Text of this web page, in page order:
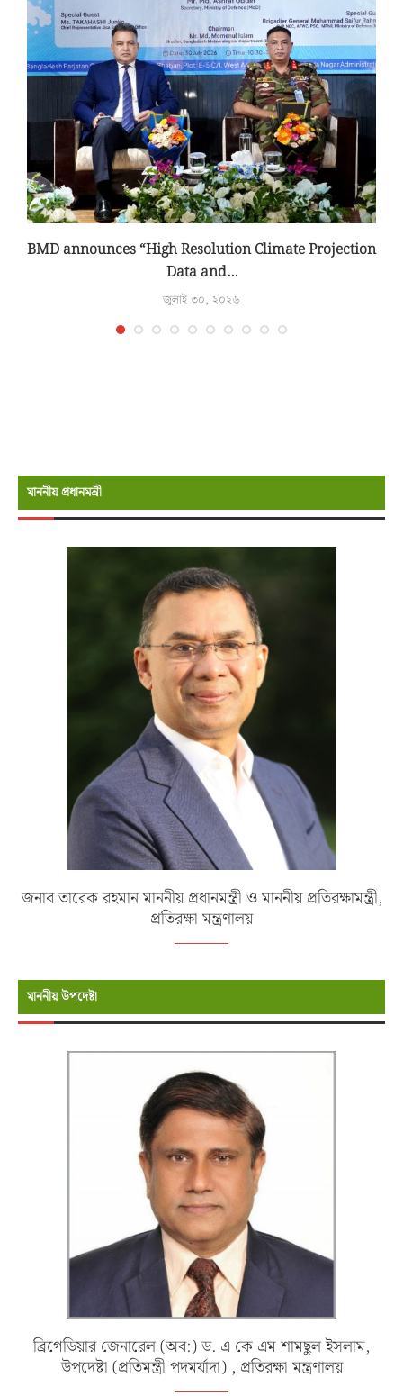
BMD announces “High Resolution Climate Projection
Data and...
জুলাই ৩০, ২০২৬
মাননীয় প্রধানমন্রী
জনাব তারেক রহমান মাননীয় প্রধানমন্ত্রী ও মাননীয় প্রতিরক্ষামন্ত্রী,
প্রতিরক্ষা মন্ত্রণালয়
মাননীয় উপদেষ্টা
ব্রিগেডিয়ার জেনারেল (অব:) ড. এ কে এম শামছুল ইসলাম,
উপদেষ্টা (প্রতিমন্ত্রী পদমর্যাদা) , প্রতিরক্ষা মন্ত্রণালয়